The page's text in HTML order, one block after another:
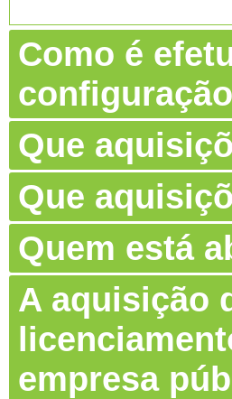
Como é
Que
Que
Quem está
A aquisição
empresa